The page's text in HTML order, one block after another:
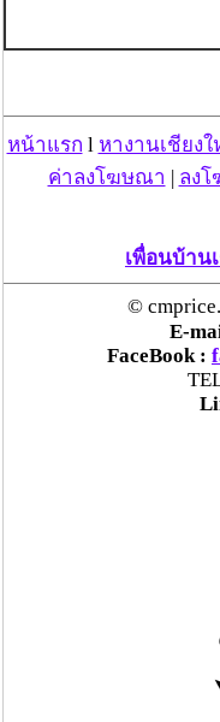
หน้าแรก l หางานเชียงใ
ค่าลงโฆษณา | ลง
เพื่อนบ้าน
©
E-
FaceBook :